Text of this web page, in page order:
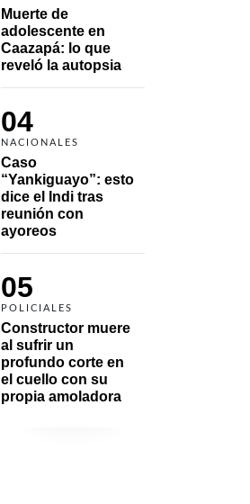
Muerte de
adolescente en
Caazapá: lo que
reveló la autopsia
04
NACIONALES
Caso
“Yankiguayo”: esto
dice el Indi tras
reunión con
ayoreos
05
POLICIALES
Constructor muere
al sufrir un
profundo corte en
el cuello con su
propia amoladora